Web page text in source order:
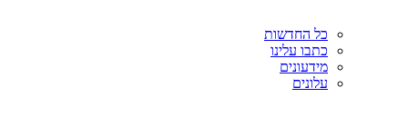
כל החדשות
כתבו עלינו
מידעונים
עלונים